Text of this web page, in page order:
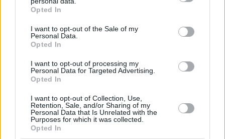
grant or deny consent to Google and its third-party tags to
use your data for below specified purposes in below Google
consent section.
Opted In
I want to opt-out of the Sale of my
Personal Data.
Opted In
I want to opt-out of processing my
Personal Data for Targeted Advertising.
Opted In
I want to opt-out of Collection, Use,
Retention, Sale, and/or Sharing of my
Personal Data that Is Unrelated with the
Purposes for which it was collected.
Opted In
και για τον Hugh Laurie επίσης...
ΑΠΑΝΤΗΣΗ
Ελγιν απατεωνας
Γλυπτά του Παρθενώνα: Με την αφαίρεση της
Αψίδας του θριάμβου από τους Ναζί συγκρίνει την
πράξη του Έλγιν ο Στίβεν Φράι ΕΙΣΘΑΙ η ποιο
αχρηστη φυλη στον κοσμο αλλα αυτό οι ελληνες δεν